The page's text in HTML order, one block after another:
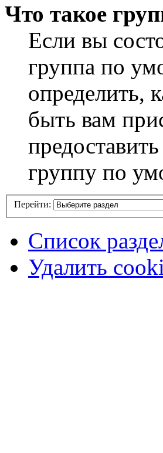
Что такое
Если вы
группа по
определить,
быть вам
группу по
Перейти:
Список
Удалить